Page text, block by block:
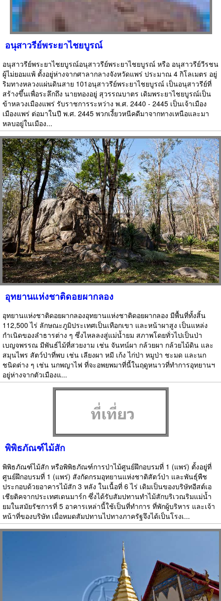
อนุสาวรีย์พระยาไชยบูรณ์
อนุสาวรีย์พระยาไชยบูรณ์อนุสาวรีย์พระยาไชยบูรณ์ หรือ อนุสาวรีย์วีรชน
ผู้ไม่ยอมแพ้ ตั้งอยู่ห่างจากศาลากลางจังหวัดแพร่ ประมาณ 4 กิโลเมตร อยู่
ริมทางหลวงแผ่นดินสาย 101อนุสาวรีย์พระยาไชยบูรณ์ เป็นอนุสาวรีย์ที่
สร้างขึ้นเพื่อระลึกถึง นายทองอยู่ สุวรรณบาตร เดิมพระยาไชยบูรณ์เป็น
ข้าหลวงเมืองแพร่ รับราชการระหว่าง พ.ศ. 2440 - 2445 เป็นเจ้าเมือง
เมืองแพร่ ต่อมาในปี พ.ศ. 2445 พวกเงี้ยวหนีคดีมาจากทางเหนือและมา
หลบอยู่ในเมือง...
อุทยานแห่งชาติดอยผากลอง
อุทยานแห่งชาติดอยผากลองอุทยานแห่งชาติดอยผากลอง มีพื้นที่ทั้งสิ้น
112,500 ไร่ ลักษณะภูมิประเทศเป็นเทือกเขา และหน้าผาสูง เป็นแหล่ง
กำเนิดของลำธารต่าง ๆ ซึ่งไหลลงสู่แม่น้ำยม สภาพโดยทั่วไปเป็นป่า
เบญจพรรณ มีพันธ์ไม้ที่สวยงาม เช่น จันทน์ผา กล้วยผา กล้วยไม้ดิน และ
สมุนไพร สัตว์ป่าที่พบ เช่น เลียงผา หมี เก้ง ไก่ป่า หมูป่า ชะมด และนก
ชนิดต่าง ๆ เช่น นกพญาไฟ ที่จะอพยพมาที่นี้ในฤดูหนาวที่ทำการอุทยานฯ
อยู่ห่างจากตัวเมืองแ...
พิพิธภัณฑ์ไม้สัก
พิพิธภัณฑ์ไม้สัก หรือพิพิธภัณฑ์การป่าไม้ศูนย์ฝึกอบรมที่ 1 (แพร่) ตั้งอยู่ที่
ศูนย์ฝึกอบรมที่ 1 (แพร่) สังกัดกรมอุทยานแห่งชาติสัตว์ป่า และพันธุ์พืช
ประกอบด้วยอาคารไม้สัก 3 หลัง ในเนื้อที่ 6 ไร่ เดิมเป็นของบริษัทอีสต์เอ
เชียติคจากประเทศเดนมาร์ก ซึ่งได้รับสัมปทานทำไม้สักบริเวณริมแม่น้ำ
ยมในสมัยรัชการที่ 5 อาคารเหล่านี้ใช้เป็นที่ทำการ ที่พักผู้บริหาร และเจ้า
หน้าที่ของบริษัท เมื่อหมดสัมปทานไปทางภาครัฐจึงได้เป็นโรงเ...